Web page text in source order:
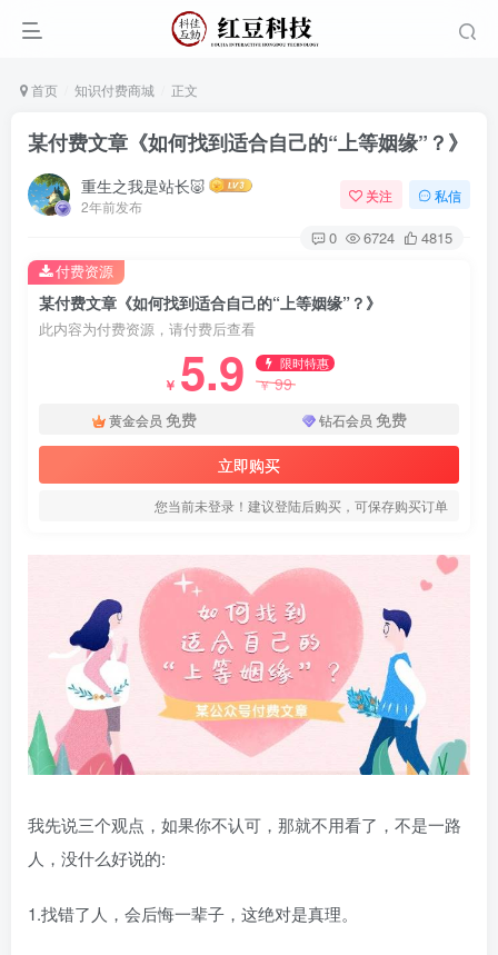
首页 知识付费商城 正文
某付费文章《如何找到适合自己的“上等姻缘”？》
重生之我是站长🐷
2年前发布
关注 私信
0 6724 4815
某付费文章《如何找到适合自己的“上等姻缘”？》
此内容为付费资源，请付费后查看
￥ 5.9 限时特惠
￥99
黄金会员 免费 钻石会员 免费
立即购买
您当前未登录！建议登陆后购买，可保存购买订单
付费资源
我先说三个观点，如果你不认可，那就不用看了，不是一路
人，没什么好说的:
1.找错了人，会后悔一辈子，这绝对是真理。